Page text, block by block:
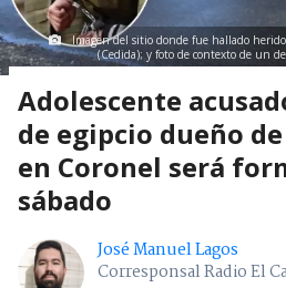
Imagen del sitio donde fue hallado
(Cedida); y foto de contexto de un
Adolescente
de egipcio dueño
en Coronel será
sábado
José Manuel Lagos
Corresponsal Radio El